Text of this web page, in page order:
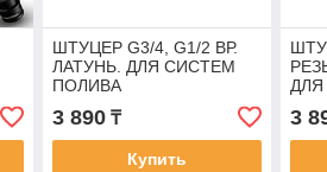
ШТУЦЕР G3/4, G1/2 ВР.
ЛАТУНЬ. ДЛЯ СИСТЕМ
ПОЛИВА
3 890₸
Купить
3